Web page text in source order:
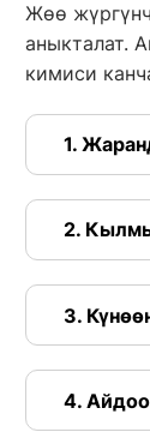
Жөө
аныкталат.
кимиси
1.
2.
3.
4.